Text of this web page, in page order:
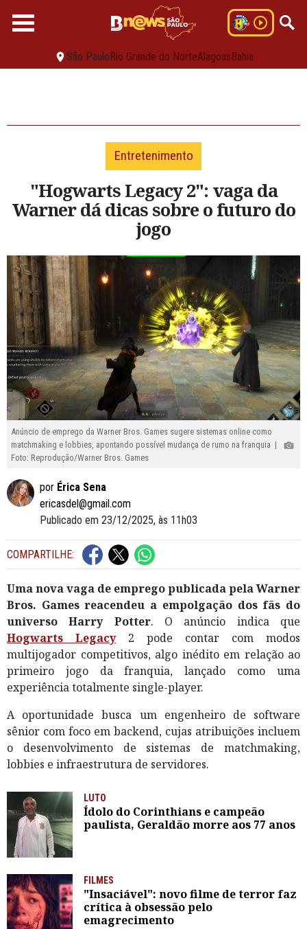
São PauloRio Grande do NorteAlagoasBahia
Entretenimento
"Hogwarts Legacy 2": vaga da
Warner dá dicas sobre o futuro do
jogo
Anúncio de emprego da Warner Bros. Games sugere sistemas online como
matchmaking e lobbies, apontando possível mudança de rumo na franquia |
Foto: Reprodução/Warner Bros. Games
por Érica Sena
ericasdel@gmail.com
Publicado em 23/12/2025, às 11h03
COMPARTILHE:
Uma nova vaga de emprego publicada pela Warner
Bros. Games reacendeu a empolgação dos fãs do
universo Harry Potter. O anúncio indica que
Hogwarts Legacy2 pode contar com modos
multijogador competitivos, algo inédito em relação ao
primeiro jogo da franquia, lançado como uma
experiência totalmente single-player.
A oportunidade busca um engenheiro de software
sênior com foco em backend, cujas atribuições incluem
o desenvolvimento de sistemas de matchmaking,
lobbies e infraestrutura de servidores.
LUTO
Ídolo do Corinthians e campeão
paulista, Geraldão morre aos 77 anos
FILMES
"Insaciável": novo filme de terror faz
crítica à obsessão pelo
emagrecimento